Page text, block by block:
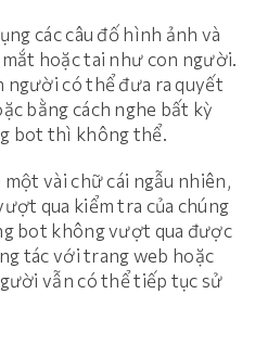
các câu đố hình ảnh và
hoặc tai như con người.
có thể đưa ra quyết
bằng cách nghe bất kỳ
bot thì không thể.
vài chữ cái ngẫu nhiên,
qua kiểm tra của chúng
bot không vượt qua được
tác với trang web hoặc
vẫn có thể tiếp tục sử